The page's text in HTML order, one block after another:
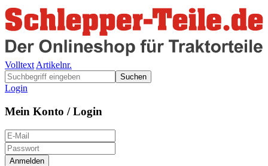
Volltext Artikelnr.
Suchen
Login
Mein Konto / Login